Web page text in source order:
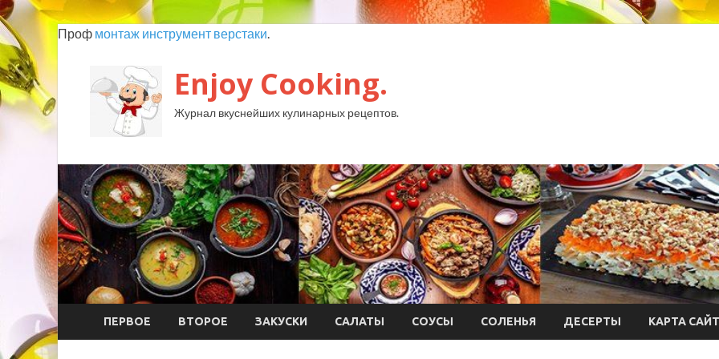
Проф монтаж инструмент верстаки.
Enjoy Cooking.
Журнал вкуснейших кулинарных рецептов.
ПЕРВОЕ ВТОРОЕ ЗАКУСКИ САЛАТЫ СОУСЫ СОЛЕНЬЯ ДЕСЕРТЫ КАРТА